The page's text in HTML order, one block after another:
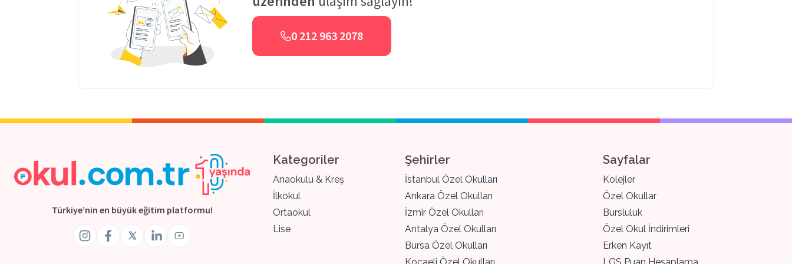
0 212 963 2078
Türkiye’nin en büyük eğitim platformu!
Kategoriler
Anaokulu & Kreş
İlkokul
Ortaokul
Lise
Şehirler
İstanbul Özel Okulları
Ankara Özel Okulları
İzmir Özel Okulları
Antalya Özel Okulları
Bursa Özel Okulları
Sayfalar
Kolejler
Özel Okullar
Bursluluk
Özel Okul İndirimleri
Erken Kayıt